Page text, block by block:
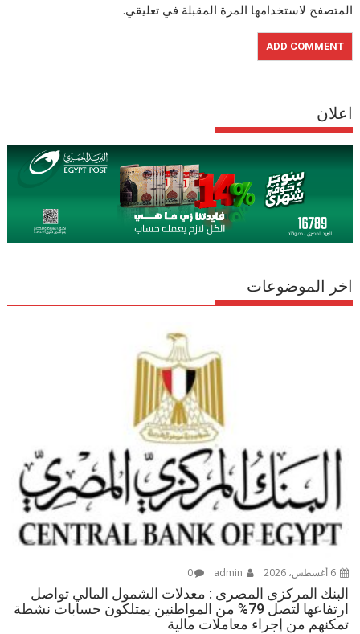
المتصفح لاستخدامها المرة المقبلة في تعليقي.
اعلان
اخر الموضوعات
6 أغسطس، 2026 0
البنك المركزى المصرى : معدلات الشمول المالي تواصل
ارتفاعها لتصل 79% من المواطنين يمتلكون حسابات نشطة
تمكنهم من إجراء معاملات مالية